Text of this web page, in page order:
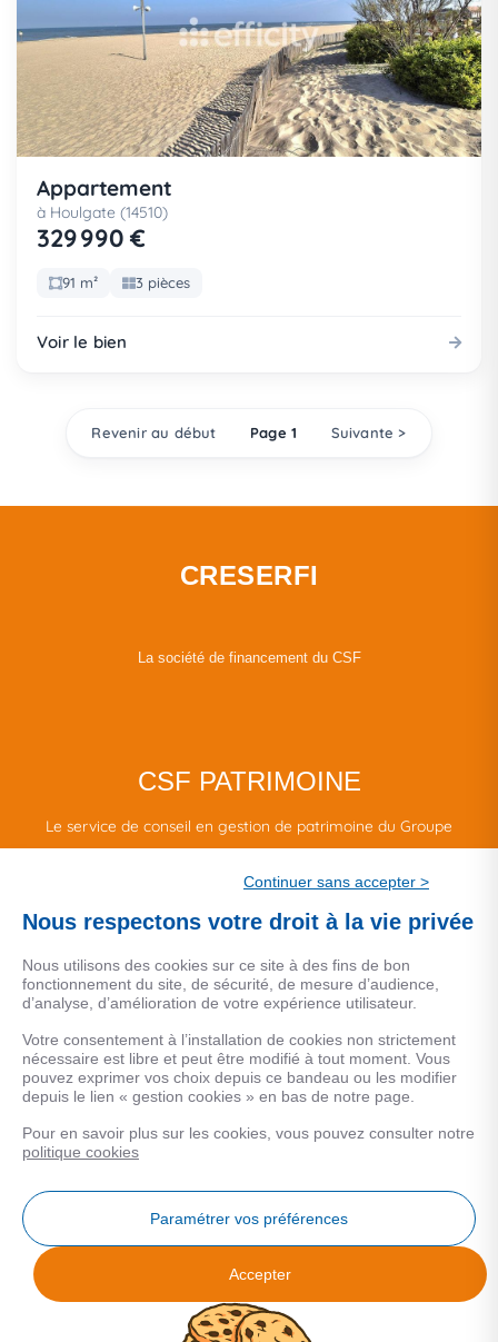
Appartement
à Houlgate (14510)
329 990 €
91 m² 3 pièces
Voir le bien
Revenir au début Page 1 Suivante >
CRESERFI
La société de financement du CSF
CSF PATRIMOINE
Le service de conseil en gestion de patrimoine du Groupe
MENTIONS LEGALES
Données personnelles
COOKIES
Analyse des performances
© 2026 Facilogi - Solutions en stratégie et intelligence immobilière
Continuer sans accepter >
Nous respectons votre droit à la vie privée
Nous utilisons des cookies sur ce site à des fins de bon
fonctionnement du site, de sécurité, de mesure d’audience,
d’analyse, d’amélioration de votre expérience utilisateur.
Votre consentement à l’installation de cookies non strictement
nécessaire est libre et peut être modifié à tout moment. Vous
pouvez exprimer vos choix depuis ce bandeau ou les modifier
depuis le lien « gestion cookies » en bas de notre page.
Pour en savoir plus sur les cookies, vous pouvez consulter notre
politique cookies
Paramétrer vos préférences
Accepter